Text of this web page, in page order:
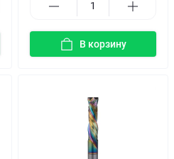
В корзину